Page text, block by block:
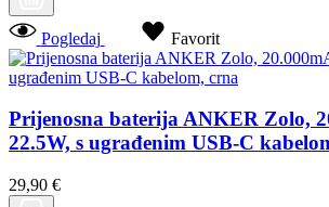
Pogledaj Favorit
Prijenosna baterija ANKER Zolo,
22.5W, s ugrađenim USB-C
29,90 €